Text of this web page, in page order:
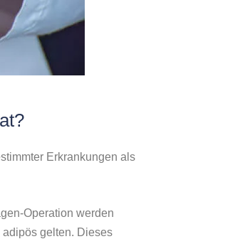
Erkrankungen als
Operation werden
gelten. Dieses